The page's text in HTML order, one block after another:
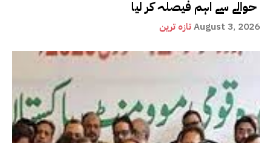
تازہ ترینAugust 3, 2026